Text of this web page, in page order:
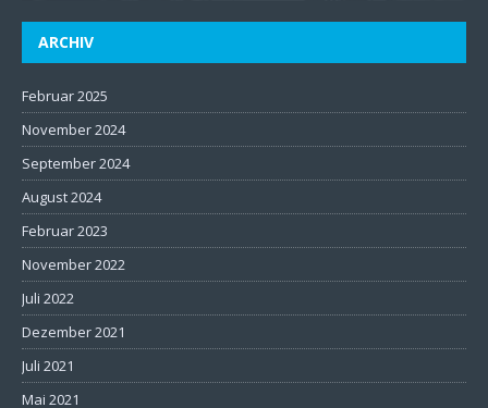
ARCHIV
Februar 2025
November 2024
September 2024
August 2024
Februar 2023
November 2022
Juli 2022
Dezember 2021
Juli 2021
Mai 2021